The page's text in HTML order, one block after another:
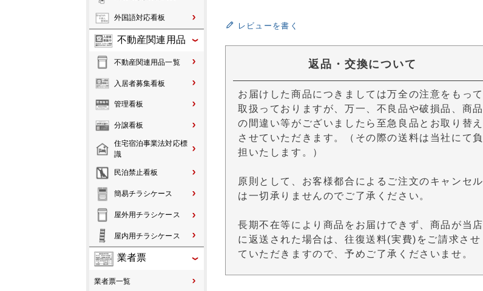
外国語対応看板
不動産関連用品
不動産関連用品一覧
入居者募集看板
管理看板
分譲看板
住宅宿泊事業法対応標
識
民泊禁止看板
簡易チラシケース
屋外用チラシケース
屋内用チラシケース
業者票
業者票一覧
レビューを書く
返品・交換について
お届けした商品につきましては万全の注意をもって
取扱っておりますが、万一、不良品や破損品、商品
の間違い等がございましたら至急良品とお取り替え
させていただきます。（その際の送料は当社にて負
担いたします。）
原則として、お客様都合によるご注文のキャンセル
は一切承りませんのでご了承ください。
長期不在等により商品をお届けできず、商品が当店
に返送された場合は、往復送料(実費)をご請求させ
ていただきますので、予めご了承くださいませ。